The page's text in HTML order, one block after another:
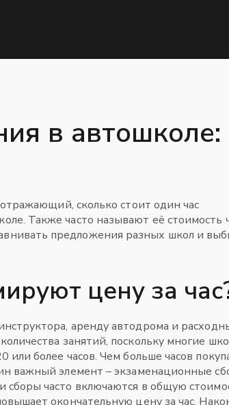
в автошколе:
отражающий, сколько стоит один час
. Также часто называют её стоимость
предложения разных школ и
цену за
аренду автодрома и
количества занятий, поскольку многие
или более часов. Чем больше часов
важный элемент –экзаменационные
сборы часто включаются в общую
окончательную цену за час.